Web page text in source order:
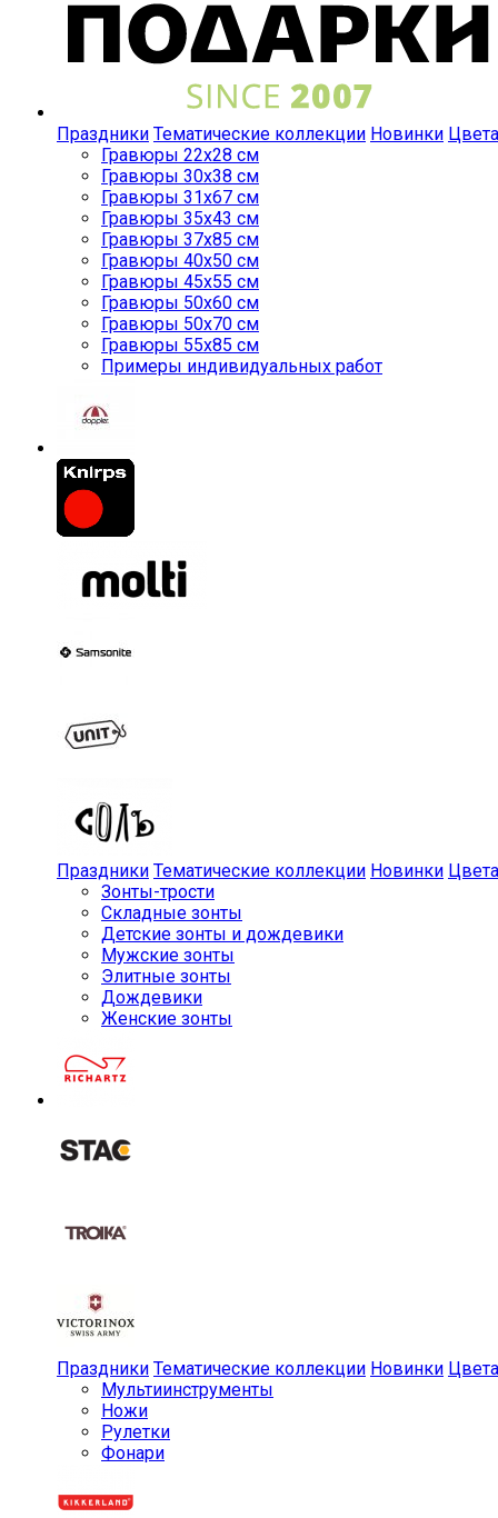
Праздники Тематические коллекции Новинки Цвета
Гравюры 22x28 см
Гравюры 30x38 см
Гравюры 31x67 см
Гравюры 35x43 см
Гравюры 37x85 см
Гравюры 40x50 см
Гравюры 45x55 см
Гравюры 50x60 см
Гравюры 50x70 см
Гравюры 55x85 см
Примеры индивидуальных работ
Праздники Тематические коллекции Новинки Цвета
Зонты-трости
Складные зонты
Детские зонты и дождевики
Мужские зонты
Элитные зонты
Дождевики
Женские зонты
Праздники Тематические коллекции Новинки Цвета
Мульти­инструменты
Ножи
Рулетки
Фонари